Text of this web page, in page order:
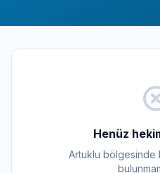
Henüz
Artuklu bölgesinde